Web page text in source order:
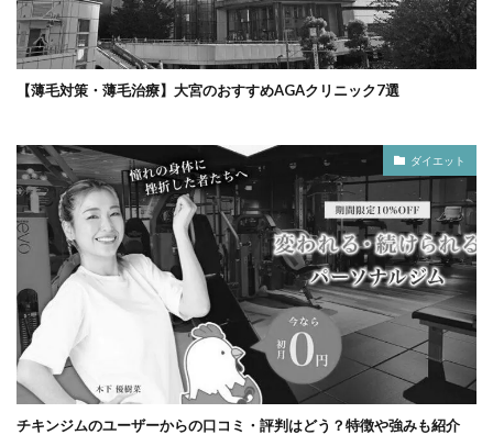
【薄毛対策・薄毛治療】大宮のおすすめAGAクリニック7選
ダイエット
チキンジムのユーザーからの口コミ・評判はどう？特徴や強みも紹介